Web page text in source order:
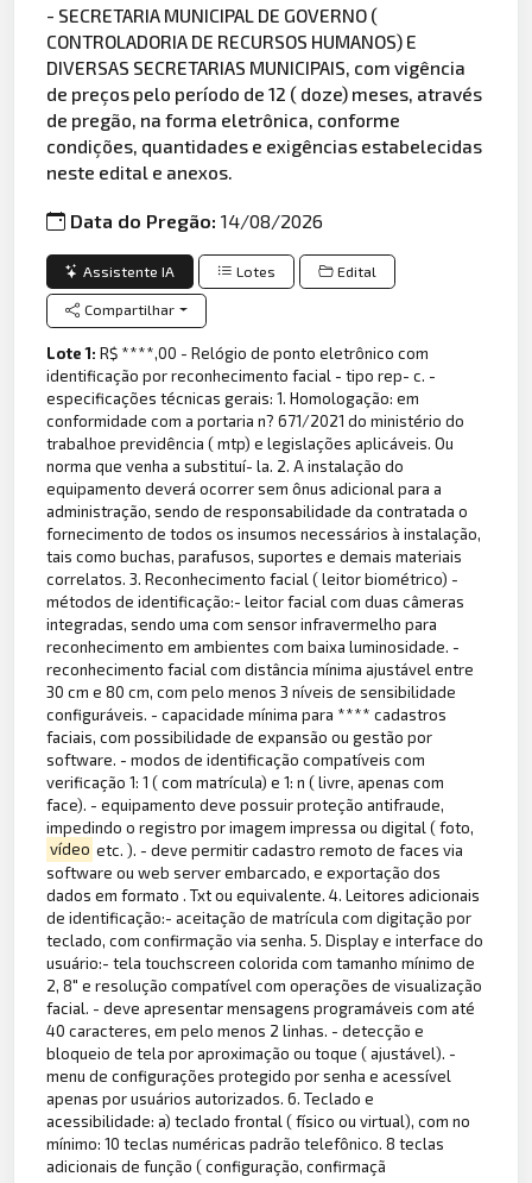
- SECRETARIA MUNICIPAL DE GOVERNO (
CONTROLADORIA DE RECURSOS HUMANOS) E
DIVERSAS SECRETARIAS MUNICIPAIS, com vigência
de preços pelo período de 12 ( doze) meses, através
de pregão, na forma eletrônica, conforme
condições, quantidades e exigências estabelecidas
neste edital e anexos.
Data do Pregão:14/08/2026
Assistente IA Lotes Edital
Compartilhar
Lote 1:R$ ****,00 - Relógio de ponto eletrônico com
identificação por reconhecimento facial - tipo rep- c. -
especificações técnicas gerais: 1. Homologação: em
conformidade com a portaria n? 671/2021 do ministério do
trabalhoe previdência ( mtp) e legislações aplicáveis. Ou
norma que venha a substituí- la. 2. A instalação do
equipamento deverá ocorrer sem ônus adicional para a
administração, sendo de responsabilidade da contratada o
fornecimento de todos os insumos necessários à instalação,
tais como buchas, parafusos, suportes e demais materiais
correlatos. 3. Reconhecimento facial ( leitor biométrico) -
métodos de identificação:- leitor facial com duas câmeras
integradas, sendo uma com sensor infravermelho para
reconhecimento em ambientes com baixa luminosidade. -
reconhecimento facial com distância mínima ajustável entre
30 cm e 80 cm, com pelo menos 3 níveis de sensibilidade
configuráveis. - capacidade mínima para **** cadastros
faciais, com possibilidade de expansão ou gestão por
software. - modos de identificação compatíveis com
verificação 1: 1 ( com matrícula) e 1: n ( livre, apenas com
face). - equipamento deve possuir proteção antifraude,
impedindo o registro por imagem impressa ou digital ( foto,
vídeo etc. ). - deve permitir cadastro remoto de faces via
software ou web server embarcado, e exportação dos
dados em formato . Txt ou equivalente. 4. Leitores adicionais
de identificação:- aceitação de matrícula com digitação por
teclado, com confirmação via senha. 5. Display e interface do
usuário:- tela touchscreen colorida com tamanho mínimo de
2, 8" e resolução compatível com operações de visualização
facial. - deve apresentar mensagens programáveis com até
40 caracteres, em pelo menos 2 linhas. - detecção e
bloqueio de tela por aproximação ou toque ( ajustável). -
menu de configurações protegido por senha e acessível
apenas por usuários autorizados. 6. Teclado e
acessibilidade: a) teclado frontal ( físico ou virtual), com no
mínimo: 10 teclas numéricas padrão telefônico. 8 teclas
adicionais de função ( configuração, confirmaçã